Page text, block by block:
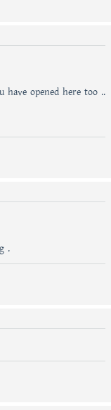
have opened here too ..
.